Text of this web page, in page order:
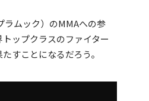
ラムック）のMMAへの参
ップクラスのファイター
すことになるだろう。